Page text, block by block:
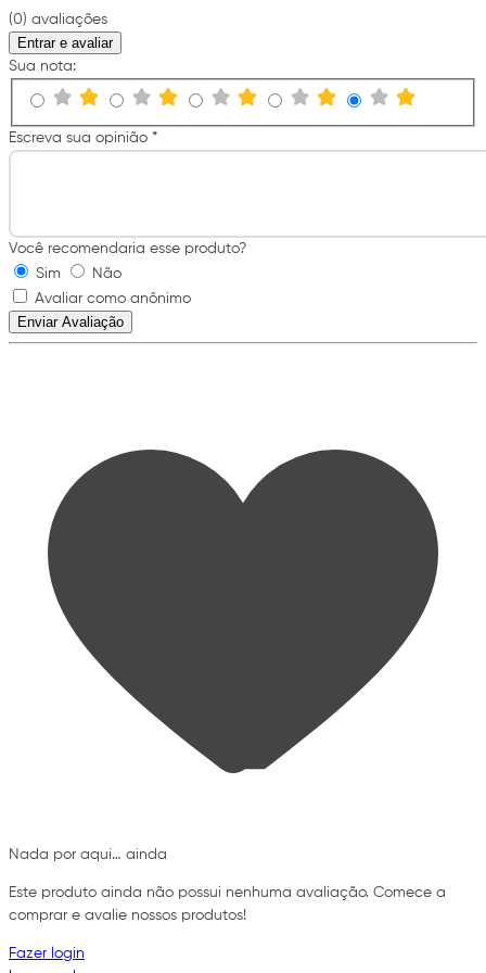
(0) avaliações
Entrar e avaliar
Sua nota:
Escreva sua opinião *
Você recomendaria esse produto?
Sim
Não
Avaliar como anônimo
Enviar Avaliação
Nada por aqui… ainda
Este produto ainda não possui nenhuma avaliação. Comece a
comprar e avalie nossos produtos!
Fazer login